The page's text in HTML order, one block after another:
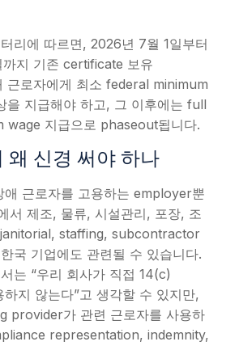
리에 따르면, 2026년 7월 1일부터
지 기존 certificate 보유
근로자에게 최소 federal minimum
을 지급해야 하고, 그 이후에는 full
wage 지급으로 phaseout됩니다.
왜 신경 써야 하나
애 근로자를 고용하는 employer뿐
서 제조, 물류, 시설관리, 포장, 조
staffing, subcontractor
국 기업에도 관련될 수 있습니다.
는 “우리 회사가 직접 14(c)
지 않는다”고 생각할 수 있지만,
provider가 관련 근로자를 사용하
representation, indemnity,